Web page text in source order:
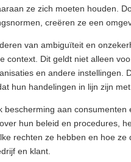
ze zich moeten houden.
creëren ze een
van ambiguïteit en
context. Dit geldt niet alleen
en andere instellingen.
hun handelingen in lijn zijn
bescherming aan
hun beleid en procedures,
rechten ze hebben en hoe
en klant.